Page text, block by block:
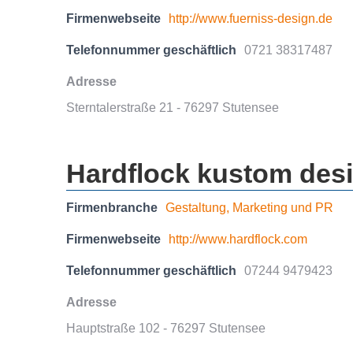
Firmenwebseite http://www.fuerniss-design.de
Telefonnummer geschäftlich 0721 38317487
Adresse
Sterntalerstraße 21 - 76297 Stutensee
Hardflock kustom
Firmenbranche Gestaltung, Marketing und PR
Firmenwebseite http://www.hardflock.com
Telefonnummer geschäftlich 07244 9479423
Adresse
Hauptstraße 102 - 76297 Stutensee